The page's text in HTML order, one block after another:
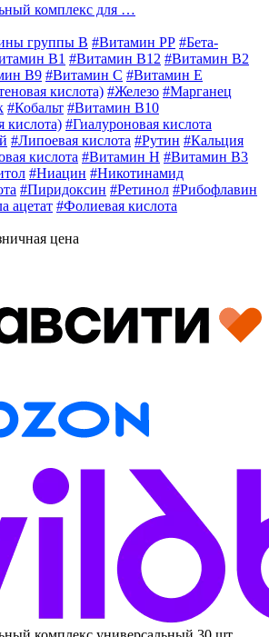
комплекс для …
группы В #Витамин РР #Бета-
B1 #Витамин B12 #Витамин B2
B9 #Витамин C #Витамин E
кислота) #Железо #Марганец
#Кобальт #Витамин В10
кислота) #Гиалуроновая кислота
#Липоевая кислота #Рутин #Кальция
кислота #Витамин H #Витамин В3
#Ниацин #Никотинамид
#Пиридоксин #Ретинол #Рибофлавин
ацетат #Фолиевая кислота
цена